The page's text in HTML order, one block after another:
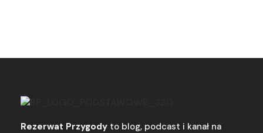
Rezerwat Przygody to blog, podcast i kanał na